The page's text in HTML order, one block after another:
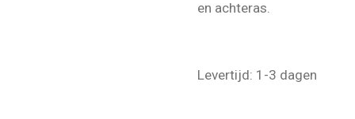
en achteras.
Levertijd: 1-3 dagen